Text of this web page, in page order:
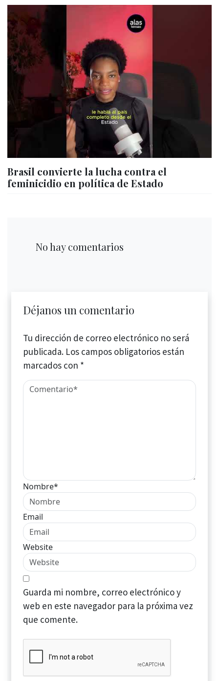
Brasil convierte la lucha contra el
feminicidio en política de Estado
No hay comentarios
Déjanos un comentario
Tu dirección de correo electrónico no será
publicada. Los campos obligatorios están
marcados con *
Nombre*
Email
Website
Guarda mi nombre, correo electrónico y
web en este navegador para la próxima vez
que comente.